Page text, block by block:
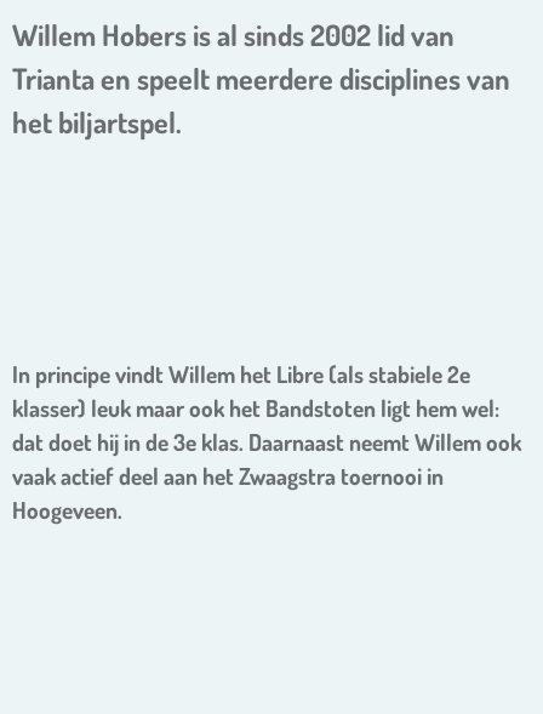
Willem Hobers is al sinds 2002 lid van
Trianta en speelt meerdere disciplines van
het biljartspel.
In principe vindt Willem het Libre (als stabiele 2e
klasser) leuk maar ook het Bandstoten ligt hem wel:
dat doet hij in de 3e klas. Daarnaast neemt Willem ook
vaak actief deel aan het Zwaagstra toernooi in
Hoogeveen.